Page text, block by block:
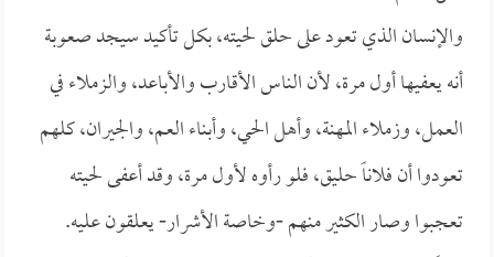
والإنسان الذي تعود على حلق لحيته، بكل تأكيد سيجد صعوبة
أنه يعفيها أول مرة، لأن الناس الأقارب والأباعد، والزملاء في
العمل، وزملاء المهنة، وأهل الحي، وأبناء العم، والجيران، كلهم
تعودوا أن فلاناً حليق، فلو رأوه لأول مرة، وقد أعفى لحيته
تعجبوا وصار الكثير منهم -وخاصة الأشرار- يعلقون عليه.